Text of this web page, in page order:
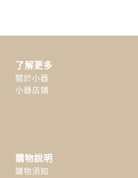
了解更多
關於小器
小器店鋪
購物說明
購物須知